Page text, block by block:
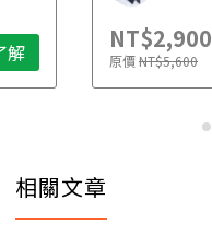
解 NT$2,900
原價NT$5,600
相關文章